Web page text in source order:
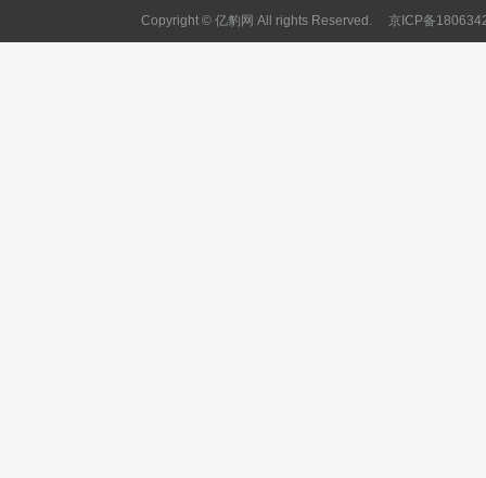
Copyright © 亿豹网 All rights Reserved. 京ICP备